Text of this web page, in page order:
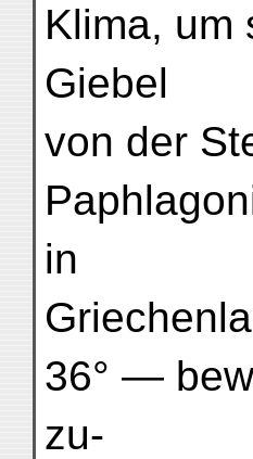
Klima, um
Giebel
von der
in
36° —
zu-